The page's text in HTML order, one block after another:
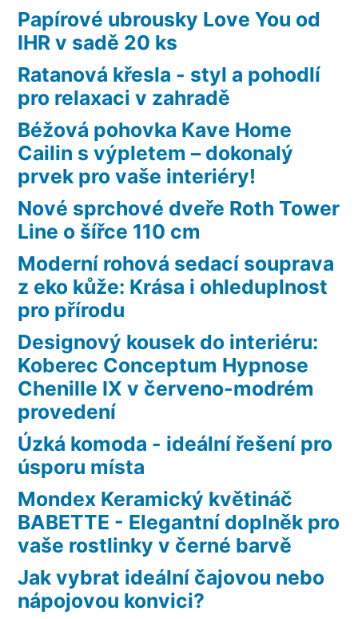
Papírové ubrousky Love You od
IHR v sadě 20 ks
Ratanová křesla - styl a pohodlí
pro relaxaci v zahradě
Béžová pohovka Kave Home
Cailin s výpletem – dokonalý
prvek pro vaše interiéry!
Nové sprchové dveře Roth Tower
Line o šířce 110 cm
Moderní rohová sedací souprava
z eko kůže: Krása i ohleduplnost
pro přírodu
Designový kousek do interiéru:
Koberec Conceptum Hypnose
Chenille IX v červeno-modrém
provedení
Úzká komoda - ideální řešení pro
úsporu místa
Mondex Keramický květináč
BABETTE - Elegantní doplněk pro
vaše rostlinky v černé barvě
Jak vybrat ideální čajovou nebo
nápojovou konvici?